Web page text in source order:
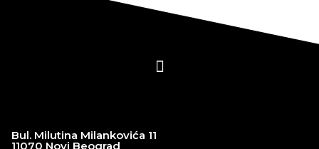
Bul. Milutina Milankovića 11
11070 Novi Beograd